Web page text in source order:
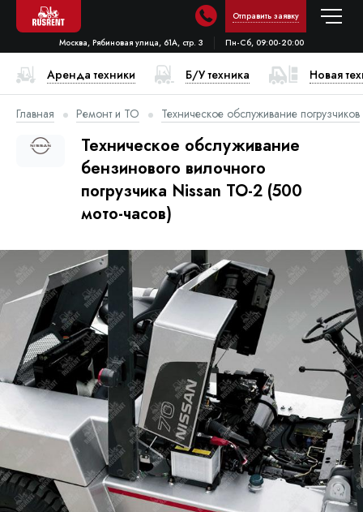
Отправить заявку
Москва, Рябиновая улица, 61А, стр. 3 Пн-Сб, 09:00-20:00
Аренда техники Б/У техника Новая
Главная Ремонт и ТО Техническое обслуживание погрузчиков
Техническое обслуживание
бензинового вилочного
погрузчика Nissan ТО-2 (500
мото-часов)